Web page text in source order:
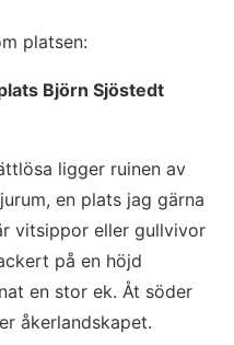
platsen:
Björn Sjöstedt
ligger ruinen av
en plats jag gärna
vitsippor eller gullvivor
på en höjd
en stor ek. Åt söder
åkerlandskapet.